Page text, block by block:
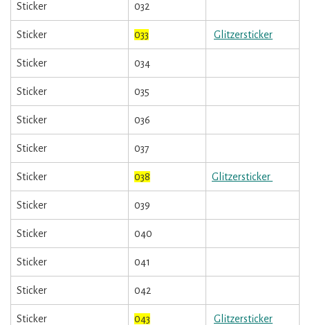
Sticker 032
Sticker 033 Glitzersticker
Sticker 034
Sticker 035
Sticker 036
Sticker 037
Sticker 038 Glitzersticker
Sticker 039
Sticker 040
Sticker 041
Sticker 042
Sticker 043 Glitzersticker